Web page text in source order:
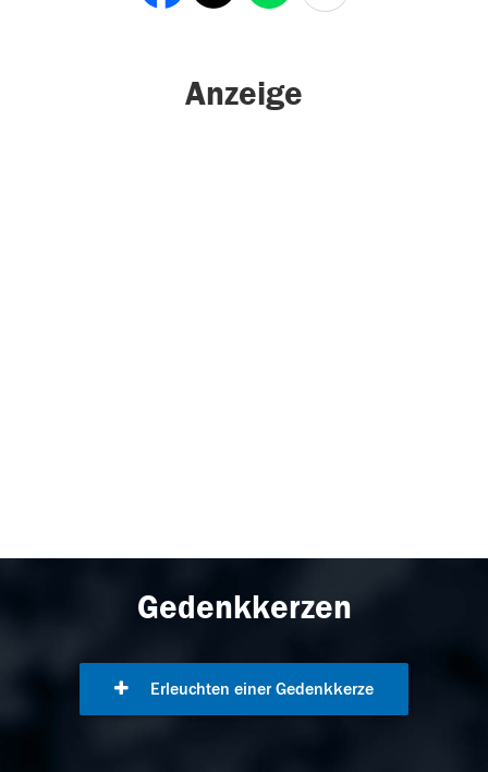
Anzeige
Gedenkkerzen
Erleuchten einer Gedenkkerze